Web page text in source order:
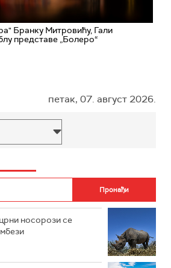
Бранку Митровићу, Гали
представе „Болеро“
петак, 07. август 2026.
носорози се